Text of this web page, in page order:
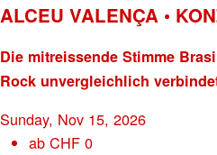
ALCEU VALENÇA •
Die mitreissende Stimme
Rock unvergleichlich
Sunday, Nov 15, 2026
abCHF 0